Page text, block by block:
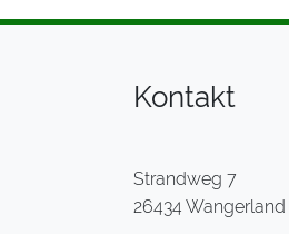
Kontakt
Strandweg 7
26434 Wangerland